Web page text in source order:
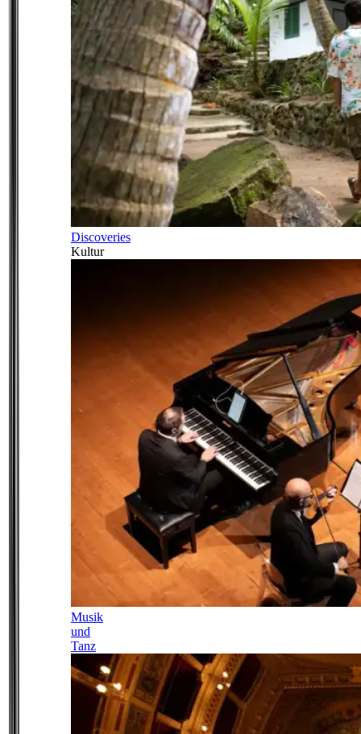
Discoveries
Kultur
Musik
und
Tanz